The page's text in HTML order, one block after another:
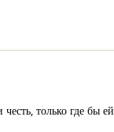
только где бы ей